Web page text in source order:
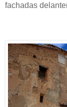
fachadas